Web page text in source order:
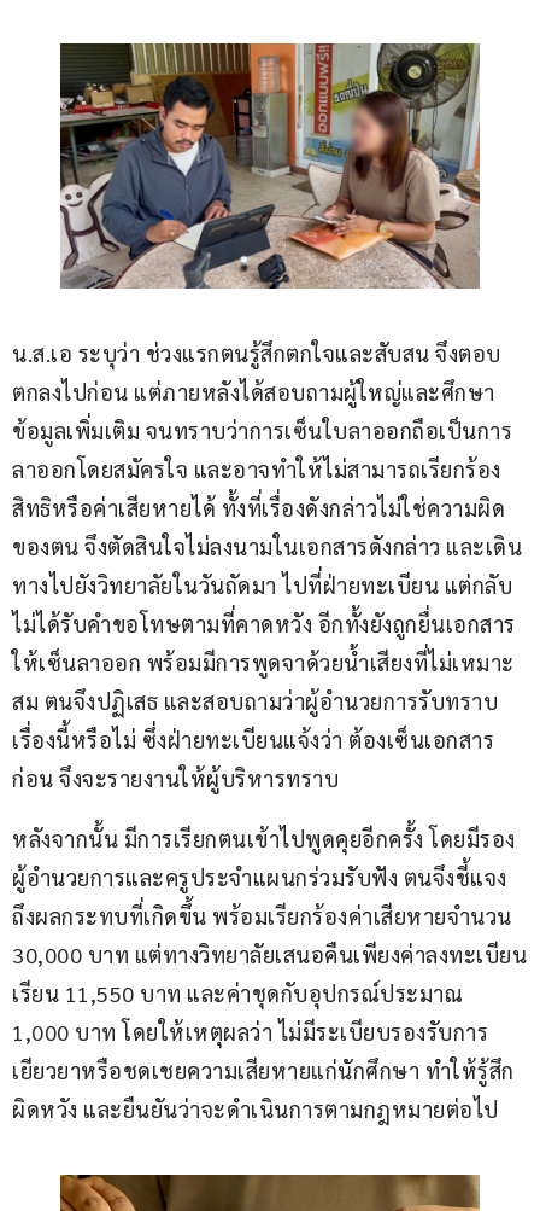
น.ส.เอ ระบุว่า ช่วงแรกตนรู้สึกตกใจและสับสน จึงตอบ
ตกลงไปก่อน แต่ภายหลังได้สอบถามผู้ใหญ่และศึกษา
ข้อมูลเพิ่มเติม จนทราบว่าการเซ็นใบลาออกถือเป็นการ
ลาออกโดยสมัครใจ และอาจทำให้ไม่สามารถเรียกร้อง
สิทธิหรือค่าเสียหายได้ ทั้งที่เรื่องดังกล่าวไม่ใช่ความผิด
ของตน จึงตัดสินใจไม่ลงนามในเอกสารดังกล่าว และเดิน
ทางไปยังวิทยาลัยในวันถัดมา ไปที่ฝ่ายทะเบียน แต่กลับ
ไม่ได้รับคำขอโทษตามที่คาดหวัง อีกทั้งยังถูกยื่นเอกสาร
ให้เซ็นลาออก พร้อมมีการพูดจาด้วยน้ำเสียงที่ไม่เหมาะ
สม ตนจึงปฏิเสธ และสอบถามว่าผู้อำนวยการรับทราบ
เรื่องนี้หรือไม่ ซึ่งฝ่ายทะเบียนแจ้งว่า ต้องเซ็นเอกสาร
ก่อน จึงจะรายงานให้ผู้บริหารทราบ
หลังจากนั้น มีการเรียกตนเข้าไปพูดคุยอีกครั้ง โดยมีรอง
ผู้อำนวยการและครูประจำแผนกร่วมรับฟัง ตนจึงชี้แจง
ถึงผลกระทบที่เกิดขึ้น พร้อมเรียกร้องค่าเสียหายจำนวน
30,000 บาท แต่ทางวิทยาลัยเสนอคืนเพียงค่าลงทะเบียน
เรียน 11,550 บาท และค่าชุดกับอุปกรณ์ประมาณ
1,000 บาท โดยให้เหตุผลว่า ไม่มีระเบียบรองรับการ
เยียวยาหรือชดเชยความเสียหายแก่นักศึกษา ทำให้รู้สึก
ผิดหวัง และยืนยันว่าจะดำเนินการตามกฎหมายต่อไป